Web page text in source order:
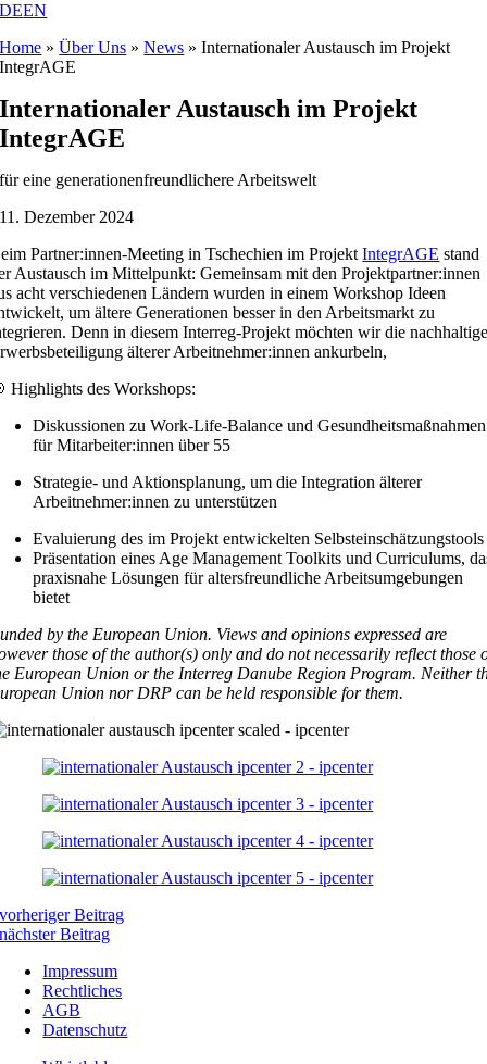
DEEN
Home »Über Uns »News »Internationaler Austausch im Projekt
IntegrAGE
Internationaler Austausch im Projekt
IntegrAGE
für eine generationenfreundlichere Arbeitswelt
11. Dezember 2024
Partner:innen-Meeting in Tschechien im ProjektIntegrAGE stand
Austausch im Mittelpunkt: Gemeinsam mit den Projektpartner:innen
acht verschiedenen Ländern wurden in einem Workshop Ideen
um ältere Generationen besser in den Arbeitsmarkt zu
Denn in diesem Interreg-Projekt möchten wir die
älterer Arbeitnehmer:innen ankurbeln,
Highlights des Workshops:
Diskussionen zu Work-Life-Balance und Gesundheitsmaßnahmen
für Mitarbeiter:innen über 55
Strategie- und Aktionsplanung, um die Integration älterer
Arbeitnehmer:innen zu unterstützen
Evaluierung des im Projekt entwickelten Selbsteinschätzungstools
Präsentation eines Age Management Toolkits und Curriculums,
praxisnahe Lösungen für altersfreundliche Arbeitsumgebungen
bietet
by the European Union. Views and opinions expressed are
those of the author(s) only and do not necessarily reflect those
European Union or the Interreg Danube Region Program. Neither
Union nor DRP can be held responsible for them.
vorheriger Beitrag
nächster Beitrag
Impressum
Rechtliches
AGB
Datenschutz